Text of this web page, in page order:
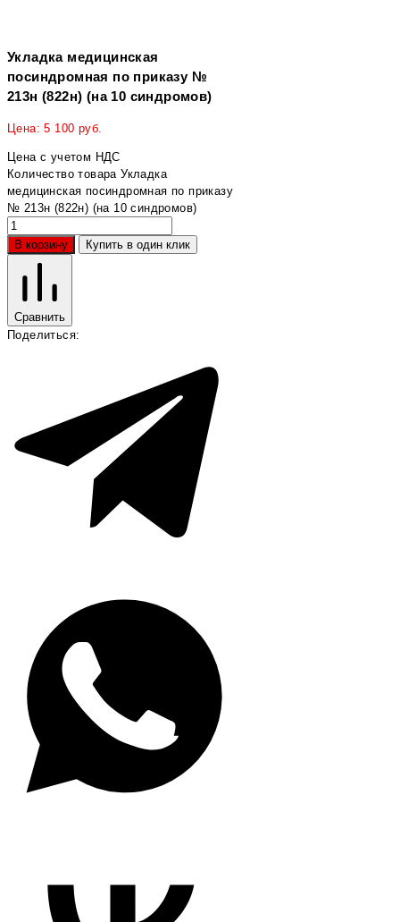
Укладка медицинская
посиндромная по приказу №
213н (822н) (на 10 синдромов)
Цена:5 100 руб.
Цена с учетом НДС
Количество товара Укладка
медицинская посиндромная по приказу
№ 213н (822н) (на 10 синдромов)
В корзину Купить в один клик
Сравнить
Поделиться: